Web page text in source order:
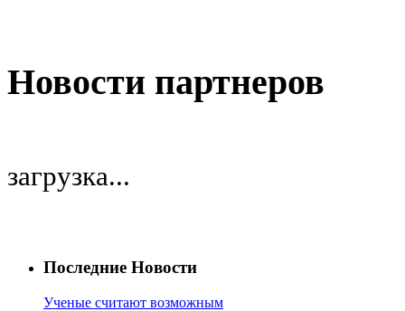
Новости партнеров
загрузка...
Последние Новости
Ученые считают возможным